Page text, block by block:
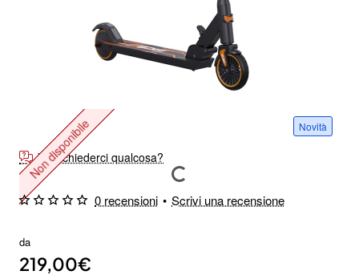
Novità
Non disponibile
Vuoi chiederci qualcosa?
0 recensioni • Scrivi una recensione
da
219,00€